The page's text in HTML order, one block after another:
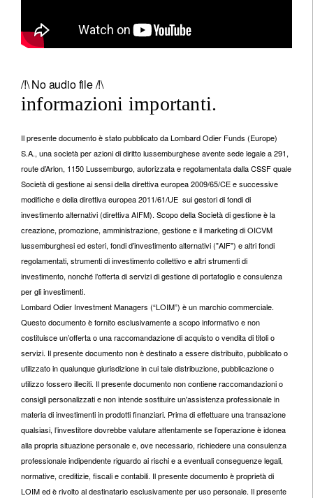
/!\ No audio file /!\
informazioni importanti.
Il presente documento è stato pubblicato da Lombard Odier Funds (Europe)
S.A., una società per azioni di diritto lussemburghese avente sede legale a 291,
route d’Arlon, 1150 Lussemburgo, autorizzata e regolamentata dalla CSSF quale
Società di gestione ai sensi della direttiva europea 2009/65/CE e successive
modifiche e della direttiva europea 2011/61/UE sui gestori di fondi di
investimento alternativi (direttiva AIFM). Scopo della Società di gestione è la
creazione, promozione, amministrazione, gestione e il marketing di OICVM
lussemburghesi ed esteri, fondi d’investimento alternativi ("AIF") e altri fondi
regolamentati, strumenti di investimento collettivo e altri strumenti di
investimento, nonché l’offerta di servizi di gestione di portafoglio e consulenza
per gli investimenti.
Lombard Odier Investment Managers (“LOIM”) è un marchio commerciale.
Questo documento è fornito esclusivamente a scopo informativo e non
costituisce un’offerta o una raccomandazione di acquisto o vendita di titoli o
servizi. Il presente documento non è destinato a essere distribuito, pubblicato o
utilizzato in qualunque giurisdizione in cui tale distribuzione, pubblicazione o
utilizzo fossero illeciti. Il presente documento non contiene raccomandazioni o
consigli personalizzati e non intende sostituire un'assistenza professionale in
materia di investimenti in prodotti finanziari. Prima di effettuare una transazione
qualsiasi, l’investitore dovrebbe valutare attentamente se l’operazione è idonea
alla propria situazione personale e, ove necessario, richiedere una consulenza
professionale indipendente riguardo ai rischi e a eventuali conseguenze legali,
normative, creditizie, fiscali e contabili. Il presente documento è proprietà di
LOIM ed è rivolto al destinatario esclusivamente per uso personale. Il presente